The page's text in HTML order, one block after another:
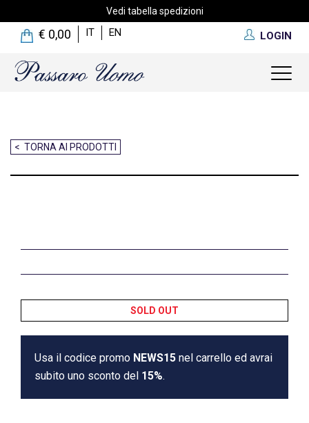
Vedi tabella spedizioni
€ 0,00 IT EN LOGIN
< TORNA AI PRODOTTI
SOLD OUT
Usa il codice promo NEWS15 nel carrello ed avrai
subito uno sconto del 15%.